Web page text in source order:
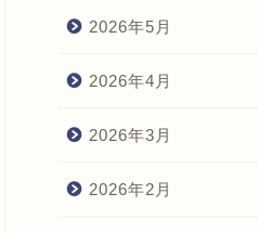
2026年5月
2026年4月
2026年3月
2026年2月